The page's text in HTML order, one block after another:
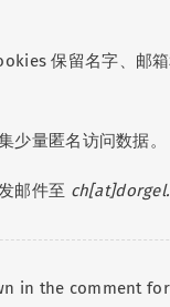
保留名字、邮
少量匿名访问数据。
邮件至
in the comment